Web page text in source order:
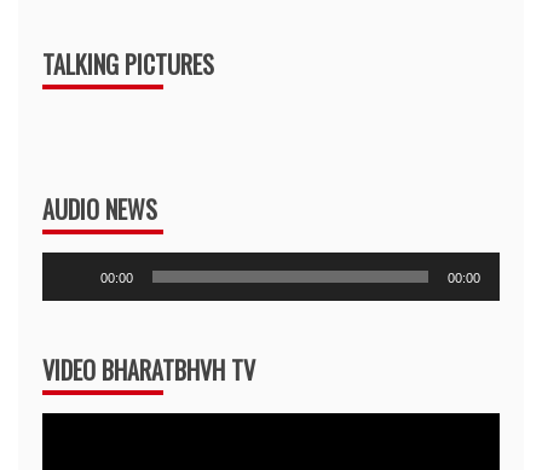
TALKING PICTURES
AUDIO NEWS
Player
00:00 00:00
VIDEO BHARATBHVH TV